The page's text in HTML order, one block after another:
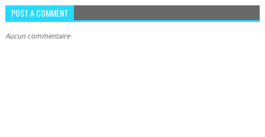
POST A COMMENT
Aucun commentaire